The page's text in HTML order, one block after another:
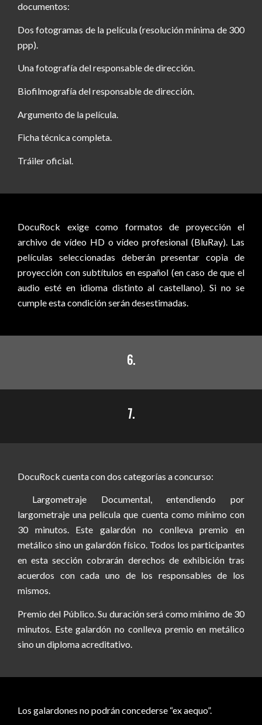
documentos:
Dos fotogramas de la película (resolución mínima de 300
ppp).
Una fotografía del responsable de dirección.
Biofilmografía del responsable de dirección.
Argumento de la película.
Ficha técnica completa.
Tráiler oficial.
DocuRock exige como formatos de proyección el
archivo de vídeo HD o vídeo profesional (BluRay). Las
películas seleccionadas deberán presentar copia de
proyección con subtítulos en español (en caso de que el
audio esté en idioma distinto al castellano). Si no se
cumple esta condición serán desestimadas.
6.
7.
DocuRock cuenta con dos categorías a concurso:
Largometraje Documental, entendiendo por
largometraje una película que cuenta como mínimo con
30 minutos. Este galardón no conlleva premio en
metálico sino un galardón físico. Todos los participantes
en esta sección cobrarán derechos de exhibición tras
acuerdos con cada uno de los responsables de los
mismos.
Premio del Público. Su duración será como mínimo de 30
minutos. Este galardón no conlleva premio en metálico
sino un diploma acreditativo.
Los galardones no podrán concederse “ex aequo”.